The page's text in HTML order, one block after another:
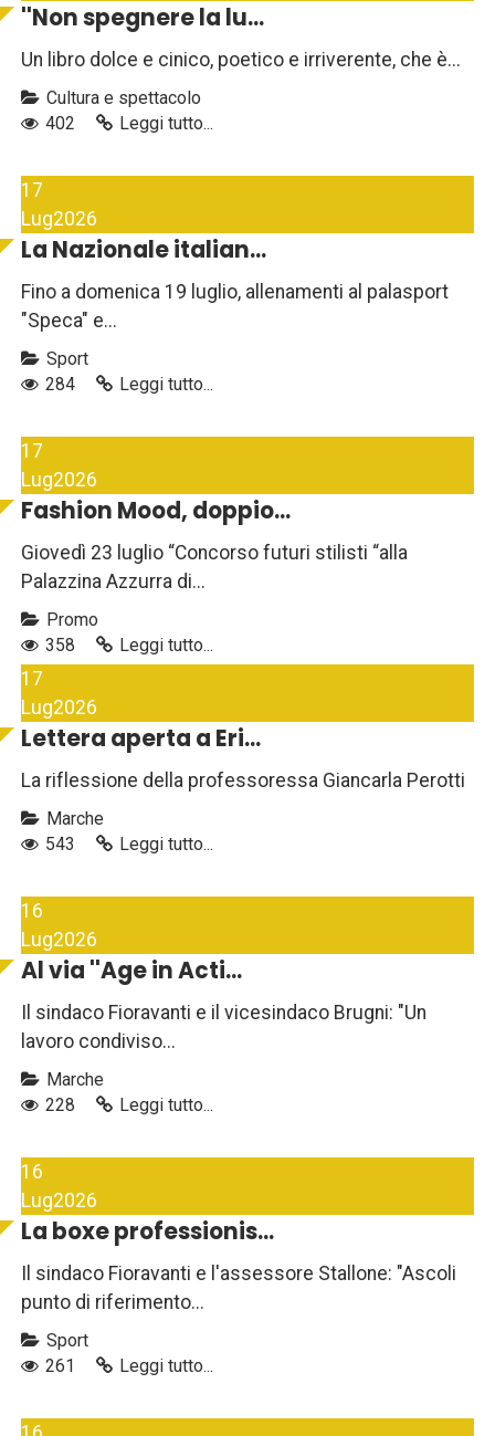
''Non spegnere la lu...
Un libro dolce e cinico, poetico e irriverente, che è...
Cultura e spettacolo
402
Leggi tutto...
17
Lug2026
La Nazionale italian...
Fino a domenica 19 luglio, allenamenti al palasport
"Speca" e...
Sport
284
Leggi tutto...
17
Lug2026
Fashion Mood, doppio...
Giovedì 23 luglio “Concorso futuri stilisti “alla
Palazzina Azzurra di...
Promo
358
Leggi tutto...
17
Lug2026
Lettera aperta a Eri...
La riflessione della professoressa Giancarla Perotti
Marche
543
Leggi tutto...
16
Lug2026
Al via ''Age in Acti...
Il sindaco Fioravanti e il vicesindaco Brugni: "Un
lavoro condiviso...
Marche
228
Leggi tutto...
16
Lug2026
La boxe professionis...
Il sindaco Fioravanti e l'assessore Stallone: "Ascoli
punto di riferimento...
Sport
261
Leggi tutto...